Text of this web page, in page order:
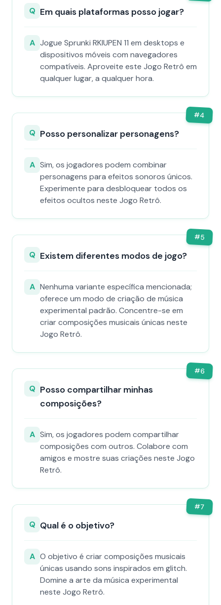
Q Em quais plataformas posso jogar?
A Jogue Sprunki RKIUPEN 11 em desktops e
dispositivos móveis com navegadores
compatíveis. Aproveite este Jogo Retrô em
qualquer lugar, a qualquer hora.
#4
Q Posso personalizar personagens?
A Sim, os jogadores podem combinar
personagens para efeitos sonoros únicos.
Experimente para desbloquear todos os
efeitos ocultos neste Jogo Retrô.
#5
Q Existem diferentes modos de jogo?
A Nenhuma variante específica mencionada;
oferece um modo de criação de música
experimental padrão. Concentre-se em
criar composições musicais únicas neste
Jogo Retrô.
#6
Q Posso compartilhar minhas
composições?
A Sim, os jogadores podem compartilhar
composições com outros. Colabore com
amigos e mostre suas criações neste Jogo
Retrô.
#7
Q Qual é o objetivo?
A O objetivo é criar composições musicais
únicas usando sons inspirados em glitch.
Domine a arte da música experimental
neste Jogo Retrô.